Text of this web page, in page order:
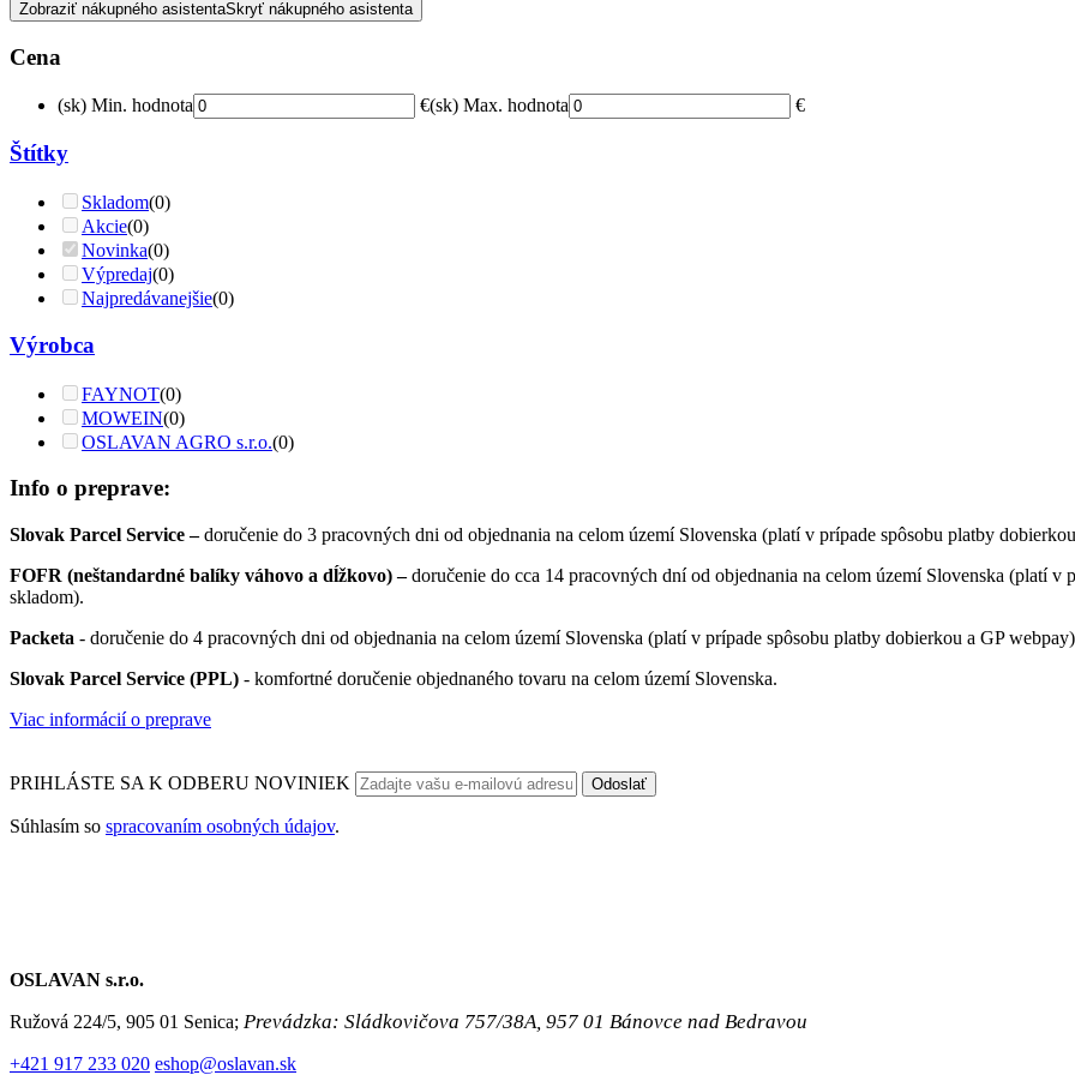
Zobraziť nákupného asistentaSkryť nákupného asistenta
Cena
(sk) Min. hodnota €(sk) Max. hodnota €
Štítky
Skladom(0)
Akcie(0)
Novinka(0)
Výpredaj(0)
Najpredávanejšie(0)
Výrobca
FAYNOT(0)
MOWEIN(0)
OSLAVAN AGRO s.r.o.(0)
Info o preprave:
Slovak Parcel Service –doručenie do 3 pracovných dni od objednania na celom území Slovenska (platí v prípade spôsobu platby
FOFR (neštandardné balíky váhovo a dĺžkovo) –doručenie do cca 14 pracovných dní od objednania na celom území Slovenska (platí
skladom).
Packeta - doručenie do 4 pracovných dni od objednania na celom území Slovenska (platí v prípade spôsobu platby dobierkou a GP
Slovak Parcel Service (PPL) - komfortné doručenie objednaného tovaru na celom území Slovenska.
Viac informácií o preprave
PRIHLÁSTE SA K ODBERU NOVINIEK Odoslať
Súhlasím so spracovaním osobných údajov.
OSLAVAN s.r.o.
Ružová 224/5, 905 01 Senica; Prevádzka: Sládkovičova 757/38A, 957 01 Bánovce nad Bedravou
+421 917 233 020 eshop@oslavan.sk